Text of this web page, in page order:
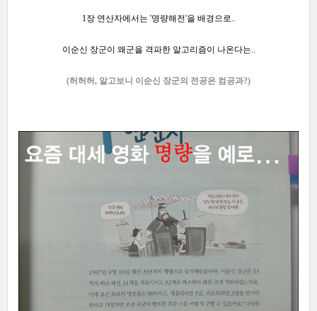
1장 연산자에서는 '명량해전'을 배경으로..
이순신 장군이 왜군을 격파한 알고리즘이 나온다는..
(허허허, 알고보니 이순신 장군의 전공은 컴공과?)